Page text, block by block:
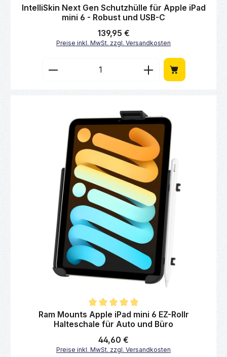
Durchschnittliche Bewertung von 0 von 5 Sternen
IntelliSkin Next Gen Schutzhülle für Apple iPad
mini 6 - Robust und USB-C
Regulärer Preis:
139,95 €
Preise inkl. MwSt. zzgl. Versandkosten
Produkt Anzahl: Gib den gewünschten
Durchschnittliche Bewertung von 5 von 5 Sternen
Ram Mounts Apple iPad mini 6 EZ-Rollr
Halteschale für Auto und Büro
Regulärer Preis:
44,60 €
Preise inkl. MwSt. zzgl. Versandkosten